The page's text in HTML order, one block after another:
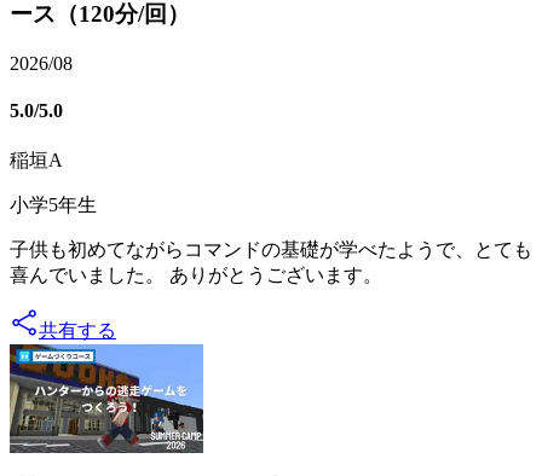
ース（120分/回）
2026/08
5.0/5.0
稲垣A
小学5年生
子供も初めてながらコマンドの基礎が学べたようで、とても
喜んでいました。 ありがとうございます。
共有する